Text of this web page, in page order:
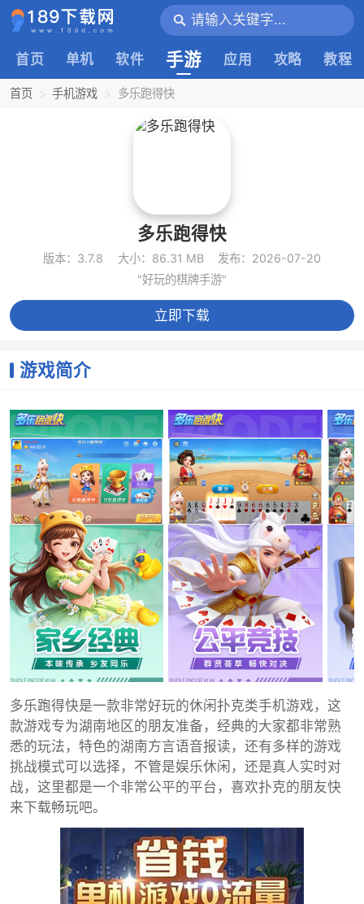
首页 单机 软件 手游 应用 攻略 教程
首页 手机游戏 多乐跑得快
多乐跑得快
版本：3.7.8 大小：86.31 MB
发布：2026-07-20
"好玩的棋牌手游"
立即下载
游戏简介
多乐跑得快是一款非常好玩的休闲扑克类手机游戏，这
款游戏专为湖南地区的朋友准备，经典的大家都非常熟
悉的玩法，特色的湖南方言语音报读，还有多样的游戏
挑战模式可以选择，不管是娱乐休闲，还是真人实时对
战，这里都是一个非常公平的平台，喜欢扑克的朋友快
来下载畅玩吧。